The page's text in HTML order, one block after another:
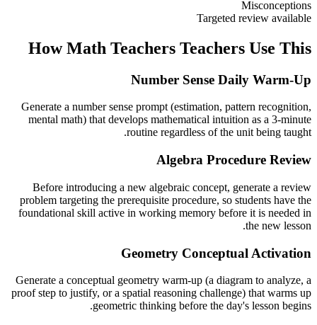
Misconceptions
Targeted review available
HowMath Teachers Teachers Use This
Number Sense Daily Warm-Up
Generate a number sense prompt (estimation, pattern recognition,
mental math) that develops mathematical intuition as a 3-minute
routine regardless of the unit being taught.
Algebra Procedure Review
Before introducing a new algebraic concept, generate a review
problem targeting the prerequisite procedure, so students have the
foundational skill active in working memory before it is needed in
the new lesson.
Geometry Conceptual Activation
Generate a conceptual geometry warm-up (a diagram to analyze, a
proof step to justify, or a spatial reasoning challenge) that warms up
geometric thinking before the day's lesson begins.